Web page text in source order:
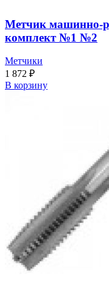
Метчик машинно-
комплект №1 №2
Метчики
1 872 ₽
В корзину